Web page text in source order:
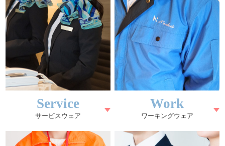
Service
サービスウェア
Work
ワーキングウェア